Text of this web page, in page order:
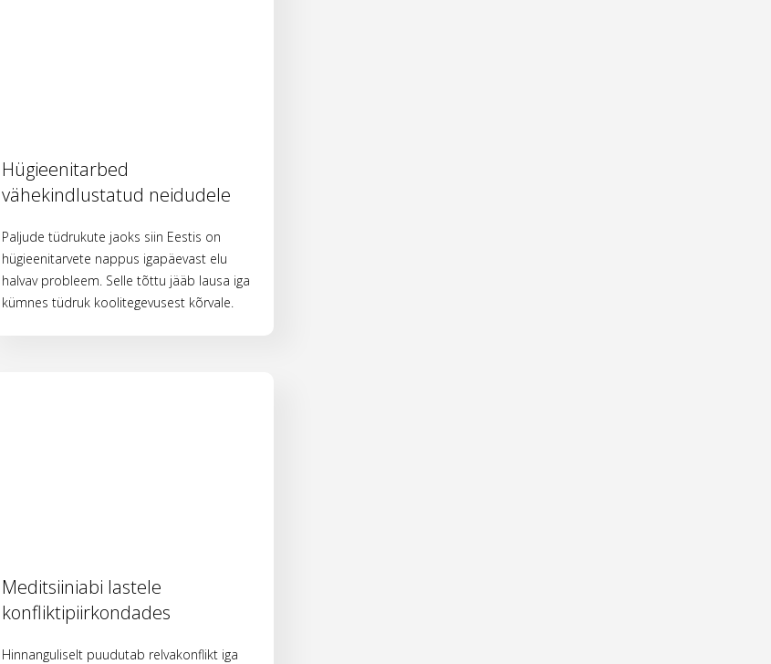
Hügieenitarbed
vähekindlustatud neidudele
Paljude tüdrukute jaoks siin Eestis on
hügieenitarvete nappus igapäevast elu
halvav probleem. Selle tõttu jääb lausa iga
kümnes tüdruk koolitegevusest kõrvale.
Meditsiiniabi lastele
konfliktipiirkondades
Hinnanguliselt puudutab relvakonflikt iga